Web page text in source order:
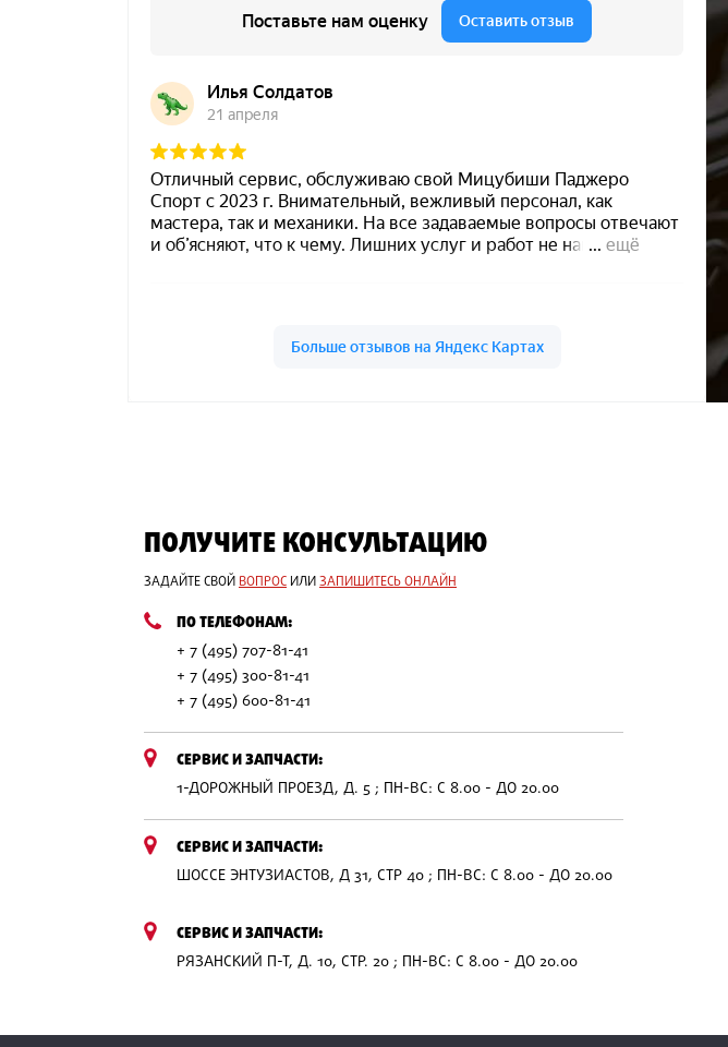
ПОЛУЧИТЕ КОНСУЛЬТАЦИЮ
ЗАДАЙТЕ СВОЙВОПРОС ИЛИЗАПИШИТЕСЬ ОНЛАЙН
ПО ТЕЛЕФОНАМ:
+ 7 (495) 707-81-41
+ 7 (495) 300-81-41
+ 7 (495) 600-81-41
СЕРВИС И ЗАПЧАСТИ:
1-ДОРОЖНЫЙ ПРОЕЗД, Д. 5 ; ПН-ВС: С 8.00 - ДО 20.00
СЕРВИС И ЗАПЧАСТИ:
ШОССЕ ЭНТУЗИАСТОВ, Д 31, СТР 40 ; ПН-ВС: С 8.00 - ДО 20.00
СЕРВИС И ЗАПЧАСТИ:
РЯЗАНСКИЙ П-Т, Д. 10, СТР. 20 ; ПН-ВС: С 8.00 - ДО 20.00